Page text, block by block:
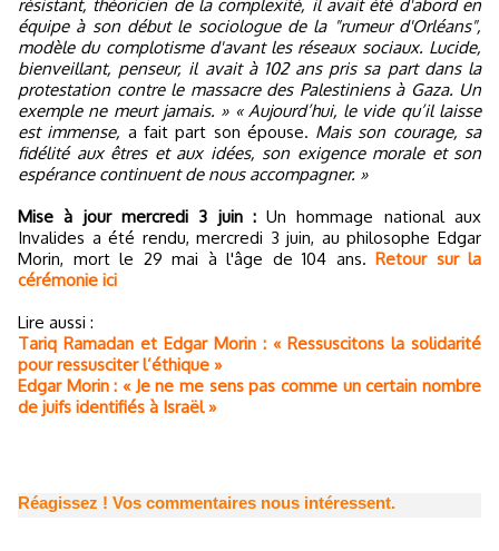
résistant, théoricien de la complexité, il avait été d'abord en
équipe à son début le sociologue de la "rumeur d'Orléans",
modèle du complotisme d'avant les réseaux sociaux. Lucide,
bienveillant, penseur, il avait à 102 ans pris sa part dans la
protestation contre le massacre des Palestiniens à Gaza. Un
exemple ne meurt jamais. » « Aujourd’hui, le vide qu’il laisse
est immense, a fait part son épouse. Mais son courage, sa
fidélité aux êtres et aux idées, son exigence morale et son
espérance continuent de nous accompagner. »
Mise à jour mercredi 3 juin :Un hommage national aux
Invalides a été rendu, mercredi 3 juin, au philosophe Edgar
Morin, mort le 29 mai à l'âge de 104 ans. Retour sur la
cérémonie ici
Lire aussi :
Tariq Ramadan et Edgar Morin : « Ressuscitons la solidarité
pour ressusciter l’éthique »
Edgar Morin : « Je ne me sens pas comme un certain nombre
de juifs identifiés à Israël »
Réagissez ! Vos commentaires nous intéressent.